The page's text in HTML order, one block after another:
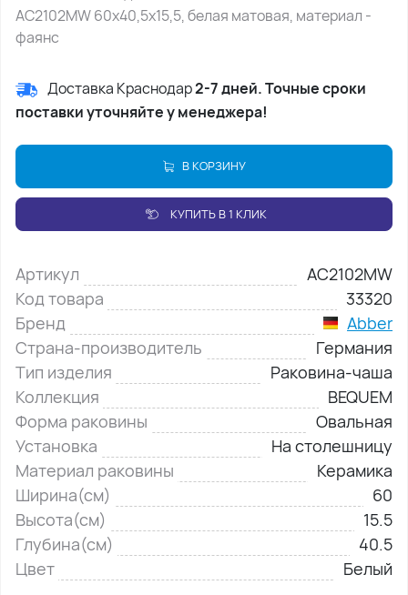
AC2102MW 60х40,5х15,5, белая матовая, материал -
фаянс
Доставка Краснодар2-7 дней. Точные сроки
поставки уточняйте у менеджера!
В КОРЗИНУ
КУПИТЬ В 1 КЛИК
Артикул
AC2102MW
Код товара
33320
Бренд
Abber
Страна-производитель
Германия
Тип изделия
Раковина-чаша
Коллекция
BEQUEM
Форма раковины
Овальная
Установка
На столешницу
Материал раковины
Керамика
Ширина(см)
60
Высота(см)
15.5
Глубина(см)
40.5
Цвет
Белый